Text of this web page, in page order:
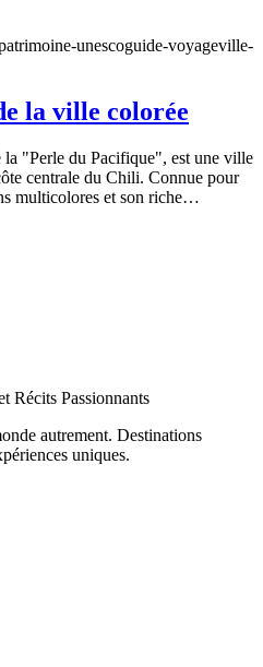
unescoguide-voyageville-
la ville colorée
la "Perle du Pacifique", est une ville
centrale du Chili. Connue pour
multicolores et son riche…
Récits Passionnants
autrement. Destinations
uniques.